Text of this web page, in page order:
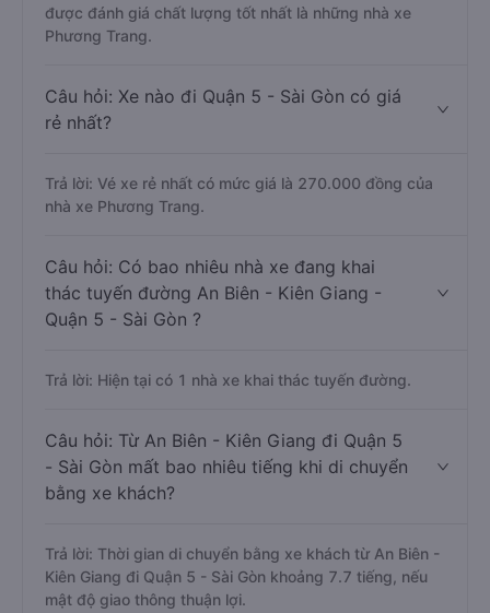
được đánh giá chất lượng tốt nhất là những nhà xe
Phương Trang.
Câu hỏi: Xe nào đi Quận 5 - Sài Gòn có giá
rẻ nhất?
Trả lời: Vé xe rẻ nhất có mức giá là 270.000 đồng của
nhà xe Phương Trang.
Câu hỏi: Có bao nhiêu nhà xe đang khai
thác tuyến đường An Biên - Kiên Giang -
Quận 5 - Sài Gòn ?
Trả lời: Hiện tại có 1 nhà xe khai thác tuyến đường.
Câu hỏi: Từ An Biên - Kiên Giang đi Quận 5
- Sài Gòn mất bao nhiêu tiếng khi di chuyển
bằng xe khách?
Trả lời: Thời gian di chuyển bằng xe khách từ An Biên -
Kiên Giang đi Quận 5 - Sài Gòn khoảng 7.7 tiếng, nếu
mật độ giao thông thuận lợi.